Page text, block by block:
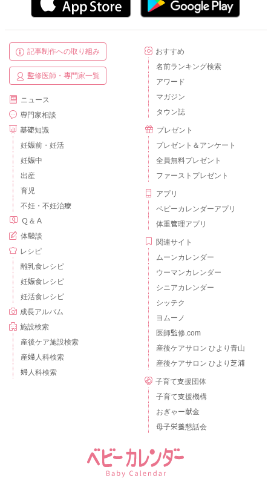
記事制作への取り組み
監修医師・専門家一覧
ニュース
専門家相談
基礎知識
妊娠前・妊活
妊娠中
出産
育児
不妊・不妊治療
Ｑ＆Ａ
体験談
レシピ
離乳食レシピ
妊娠食レシピ
妊活食レシピ
成長アルバム
施設検索
産後ケア施設検索
産婦人科検索
婦人科検索
おすすめ
名前ランキング検索
アワード
マガジン
タウン誌
プレゼント
プレゼント＆アンケート
全員無料プレゼント
ファーストプレゼント
アプリ
ベビーカレンダーアプリ
体重管理アプリ
関連サイト
ムーンカレンダー
ウーマンカレンダー
シニアカレンダー
シッテク
ヨムーノ
医師監修.com
産後ケアサロン ひより青山
産後ケアサロン ひより芝浦
子育て支援団体
子育て支援機構
おぎゃー献金
母子栄養懇話会